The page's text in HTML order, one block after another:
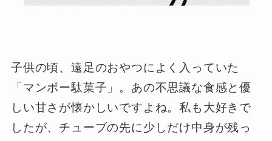
子供の頃、遠足のおやつによく入っていた
「マンボー駄菓子」。あの不思議な食感と優
しい甘さが懐かしいですよね。私も大好きで
したが、チューブの先に少しだけ中身が残っ